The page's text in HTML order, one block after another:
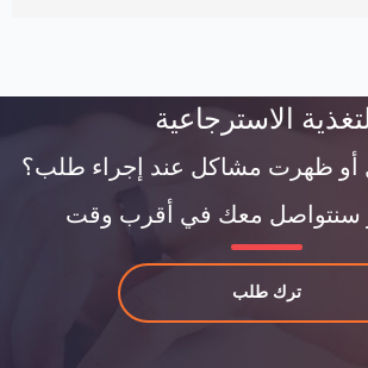
الاسترجاعية
أو ظهرت مشاكل عند إجراء طلب؟
ترك طلب